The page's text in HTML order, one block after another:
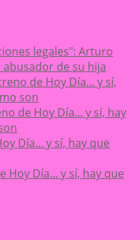
legales": Arturo
de su hija
de Hoy Día... y sí,
son
de Hoy Día... y sí, hay
Día... y sí, hay que
Hoy Día... y sí, hay que